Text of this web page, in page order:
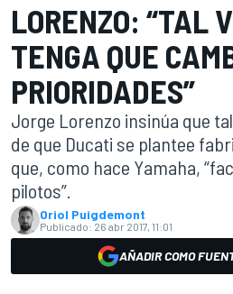
LORENZO: “TAL
TENGA QUE
PRIORIDADES”
Jorge Lorenzo insinúa que
de que Ducati se plantee
que, como hace Yamaha,
pilotos”.
Oriol Puigdemont
Publicado: 26 abr 2017, 11:01
AÑADIR COMO